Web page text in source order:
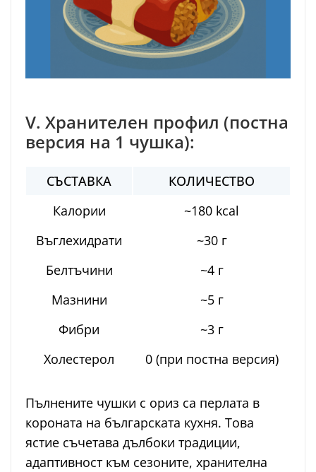
V. Хранителен профил (постна
версия на 1 чушка):
СЪСТАВКА
КОЛИЧЕСТВО
Калории
~180 kcal
Въглехидрати
~30 г
Белтъчини
~4 г
Мазнини
~5 г
Фибри
~3 г
Холестерол
0 (при постна версия)
Пълнените чушки с ориз са перлата в
короната на българската кухня. Това
ястие съчетава дълбоки традиции,
адаптивност към сезоните, хранителна